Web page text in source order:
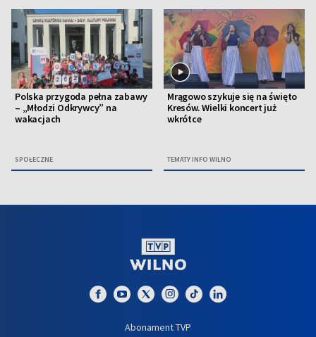
Polska przygoda pełna zabawy
– „Młodzi Odkrywcy” na
wakacjach
SPOŁECZNE
Mrągowo szykuje się na święto
Kresów. Wielki koncert już
wkrótce
TEMATY INFO WILNO
Abonament TVP